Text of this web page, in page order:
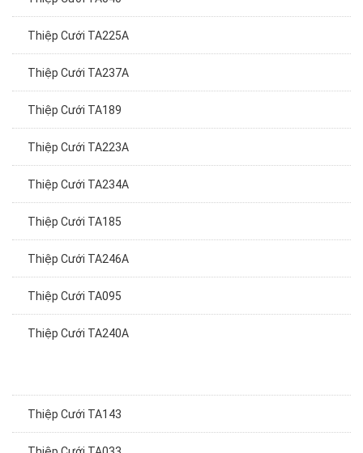
Thiệp Cưới TA225A
Thiệp Cưới TA237A
Thiệp Cưới TA189
Thiệp Cưới TA223A
Thiệp Cưới TA234A
Thiệp Cưới TA185
Thiệp Cưới TA246A
Thiệp Cưới TA095
Thiệp Cưới TA240A
Thiệp Cưới TA143
Thiệp Cưới TA033